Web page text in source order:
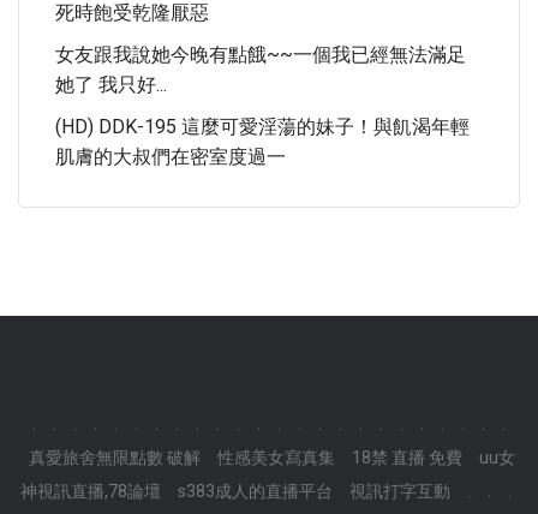
死時飽受乾隆厭惡
女友跟我說她今晚有點餓~~一個我已經無法滿足
她了 我只好...
(HD) DDK-195 這麼可愛淫蕩的妹子！與飢渴年輕
肌膚的大叔們在密室度過一
真愛旅舍無限點數 破解
性感美女寫真集 18禁 直播 免費
uu女
神視訊直播,78論壇
s383成人的直播平台 視訊打字互動